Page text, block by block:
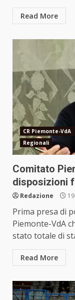
Read More
CR Piemonte-VdA
Regionali
Comitato
disposizioni
Redazione
Prima presa di
Piemonte-VdA
stato totale di
Read More